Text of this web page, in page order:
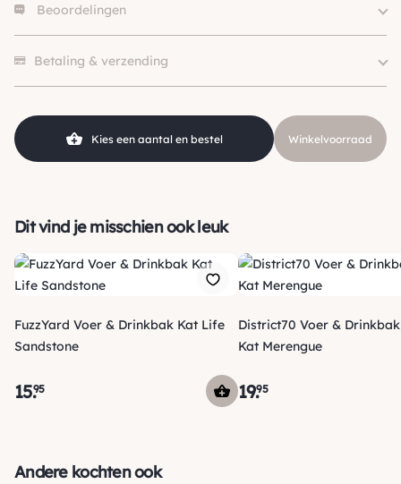
Merk
Soort
Accessoires
SKU
Beoordelingen
Betaling & verzending
Je ontvangt een track & trace code van ons zodat je je
Kies een aantal en bestel Winkelvoorraad
Dit vind je misschien ook leuk
FuzzYard Voer & Drinkbak Kat Life
Sandstone
15.95
District70 Voer & Drinkbak
Kat Merengue
19.95
Andere kochten ook